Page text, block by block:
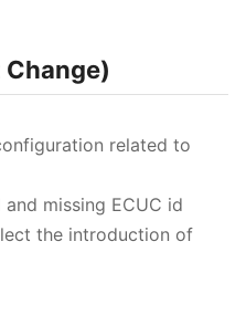
Change)
related to
missing ECUC id
the introduction of